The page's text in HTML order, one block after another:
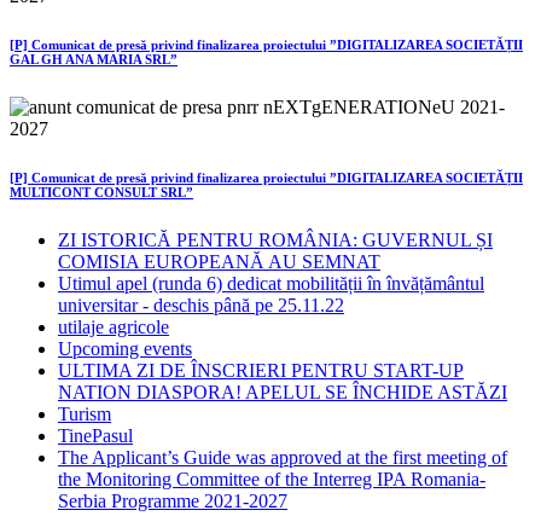
[P] Comunicat de presă privind finalizarea proiectului ”DIGITALIZAREA SOCIETĂȚII
GAL GH ANA MARIA SRL”
[P] Comunicat de presă privind finalizarea proiectului ”DIGITALIZAREA SOCIETĂȚII
MULTICONT CONSULT SRL”
ZI ISTORICĂ PENTRU ROMÂNIA: GUVERNUL ȘI
COMISIA EUROPEANĂ AU SEMNAT
Utimul apel (runda 6) dedicat mobilității în învățământul
universitar - deschis până pe 25.11.22
utilaje agricole
Upcoming events
ULTIMA ZI DE ÎNSCRIERI PENTRU START-UP
NATION DIASPORA! APELUL SE ÎNCHIDE ASTĂZI
Turism
TinePasul
The Applicant’s Guide was approved at the first meeting of
the Monitoring Committee of the Interreg IPA Romania-
Serbia Programme 2021-2027